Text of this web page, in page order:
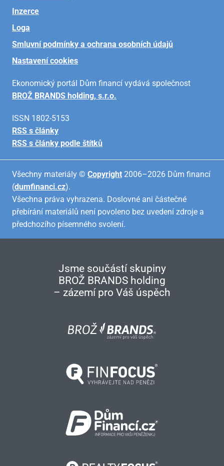
Inzerce
Loga
Smluvní podmínky a ochrana osobních údajů
Nastavení cookies
Ekonomický portál Dům financí vydává společnost
BROŽ BRANDS holding, s.r.o.
ISSN 1802-5153
RSS s články
RSS s články podle štítků
Všechny materiály © Copyright 2006–2026 Dům financí
(dumfinanci.cz).
Všechna práva vyhrazena. Doslovné ani částečné
přebírání materiálů není povoleno bez uvedení zdroje a
předchozího písemného svolení.
Jsme součástí skupiny
BROŽ BRANDS holding
– zázemí pro Váš úspěch